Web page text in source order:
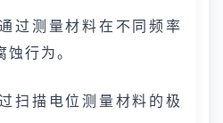
过测量材料在不同频率
行为。
扫描电位测量材料的极